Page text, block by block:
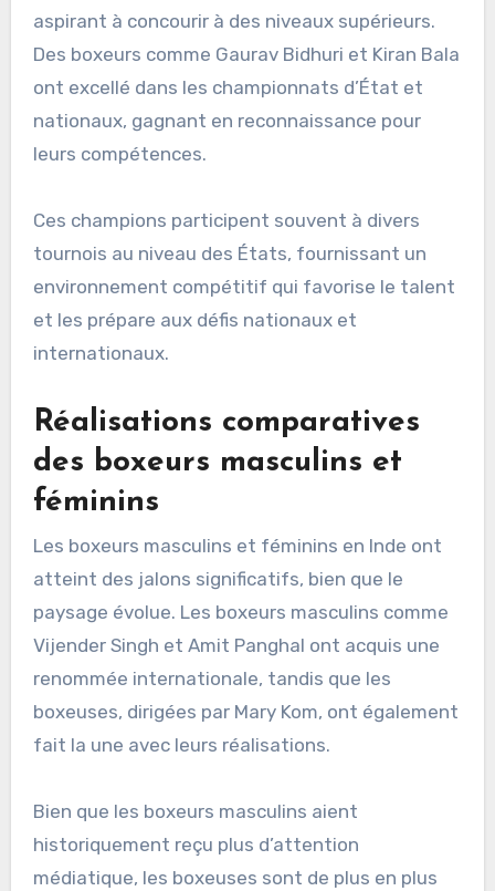
aspirant à concourir à des niveaux supérieurs.
Des boxeurs comme Gaurav Bidhuri et Kiran Bala
ont excellé dans les championnats d’État et
nationaux, gagnant en reconnaissance pour
leurs compétences.
Ces champions participent souvent à divers
tournois au niveau des États, fournissant un
environnement compétitif qui favorise le talent
et les prépare aux défis nationaux et
internationaux.
Réalisations comparatives
des boxeurs masculins et
féminins
Les boxeurs masculins et féminins en Inde ont
atteint des jalons significatifs, bien que le
paysage évolue. Les boxeurs masculins comme
Vijender Singh et Amit Panghal ont acquis une
renommée internationale, tandis que les
boxeuses, dirigées par Mary Kom, ont également
fait la une avec leurs réalisations.
Bien que les boxeurs masculins aient
historiquement reçu plus d’attention
médiatique, les boxeuses sont de plus en plus